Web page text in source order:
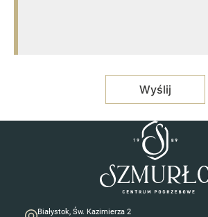
Białystok, Św. Kazimierza 2